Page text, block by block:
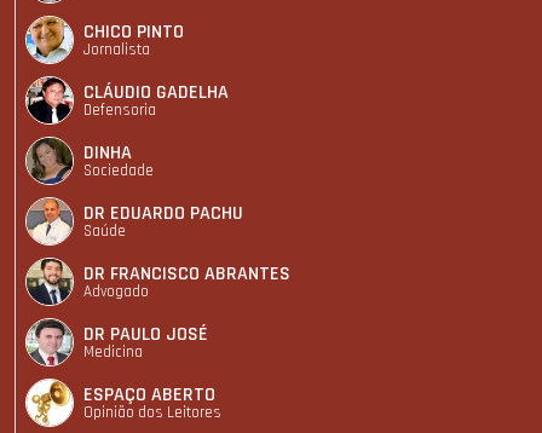
CHICO PINTO
Jornalista
CLÁUDIO GADELHA
Defensoria
DINHA
Sociedade
DR EDUARDO PACHU
Saúde
DR FRANCISCO ABRANTES
Advogado
DR PAULO JOSÉ
Medicina
ESPAÇO ABERTO
Opinião dos Leitores